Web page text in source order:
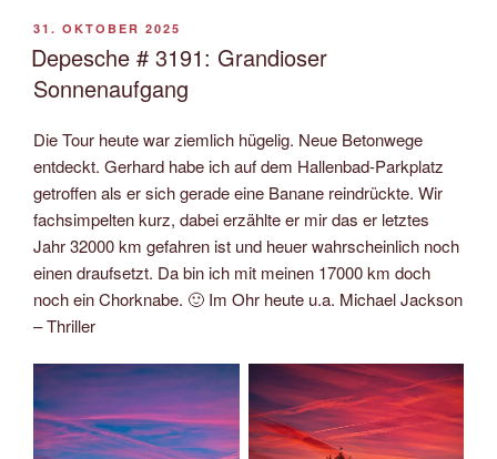
VERÖFFENTLICHT
AM
31. OKTOBER 2025
Depesche # 3191: Grandioser
Sonnenaufgang
Die Tour heute war ziemlich hügelig. Neue Betonwege
entdeckt. Gerhard habe ich auf dem Hallenbad-Parkplatz
getroffen als er sich gerade eine Banane reindrückte. Wir
fachsimpelten kurz, dabei erzählte er mir das er letztes
Jahr 32000 km gefahren ist und heuer wahrscheinlich noch
einen draufsetzt. Da bin ich mit meinen 17000 km doch
noch ein Chorknabe. 🙂 Im Ohr heute u.a. Michael Jackson
– Thriller